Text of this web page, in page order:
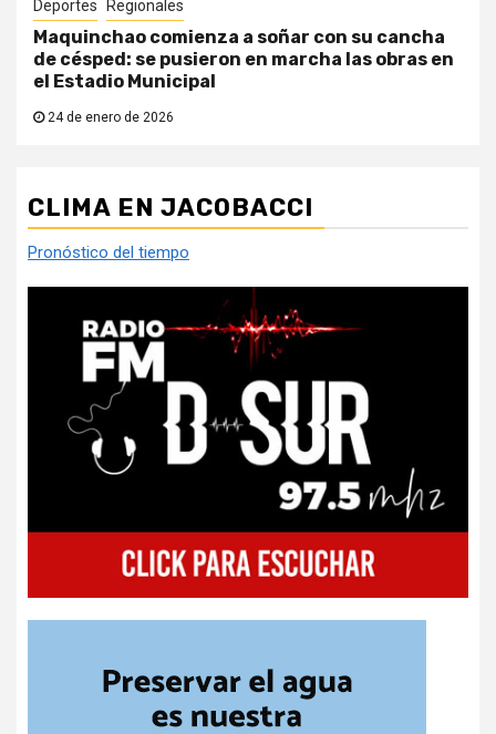
Deportes Regionales
Maquinchao comienza a soñar con su cancha
de césped: se pusieron en marcha las obras en
el Estadio Municipal
24 de enero de 2026
CLIMA EN JACOBACCI
Pronóstico del tiempo